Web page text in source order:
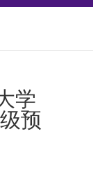
学
预